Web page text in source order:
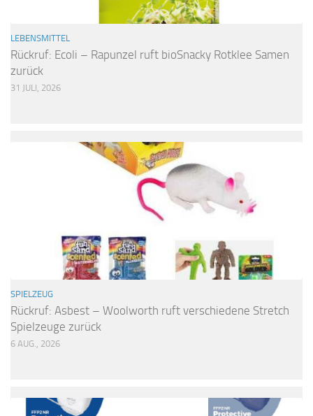
LEBENSMITTEL
Rückruf: Ecoli – Rapunzel ruft bioSnacky Rotklee Samen
zurück
31 JULI, 2026
SPIELZEUG
Rückruf: Asbest – Woolworth ruft verschiedene Stretch
Spielzeuge zurück
6 AUG., 2026